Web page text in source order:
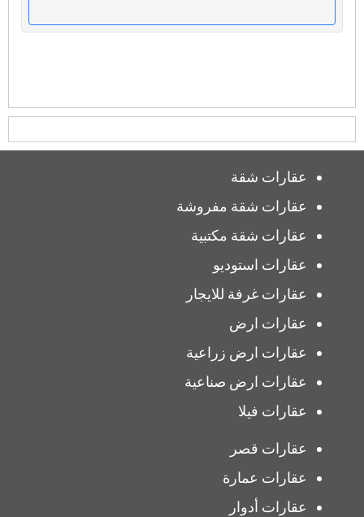
عقارات شقة
عقارات شقة مفروشة
عقارات شقة مكتبية
عقارات استوديو
عقارات غرفة للايجار
عقارات ارض
عقارات ارض زراعية
عقارات ارض صناعية
عقارات فيلا
عقارات قصر
عقارات عمارة
عقارات أدوار